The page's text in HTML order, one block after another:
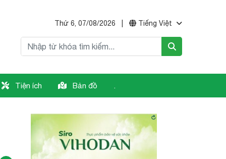
Thứ 6, 07/08/2026 Tiếng Việt
Tiện ích Bản đồ .